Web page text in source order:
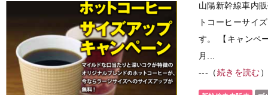
山陽新幹線車内
トコーヒーサイ
す。 【キャンペ
月...
---（続きを読む